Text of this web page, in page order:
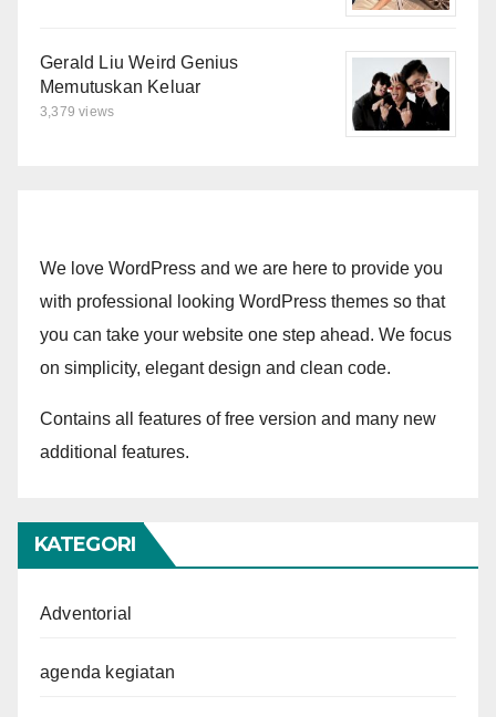
Gerald Liu Weird Genius
Memutuskan Keluar
3,379 views
We love WordPress and we are here to provide you
with professional looking WordPress themes so that
you can take your website one step ahead. We focus
on simplicity, elegant design and clean code.
Contains all features of free version and many new
additional features.
KATEGORI
Adventorial
agenda kegiatan